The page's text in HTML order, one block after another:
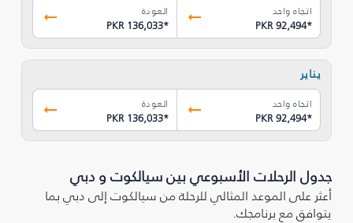
اتجاه واحد
PKR 92,494*
العودة
PKR 136,033*
يناير
اتجاه واحد
PKR 92,494*
العودة
PKR 136,033*
جدول الرحلات الأسبوعي بين سيالكوت و دبي
أعثر على الموعد المثالي للرحلة من سيالكوت إلى دبي بما
يتوافق مع برنامجك.